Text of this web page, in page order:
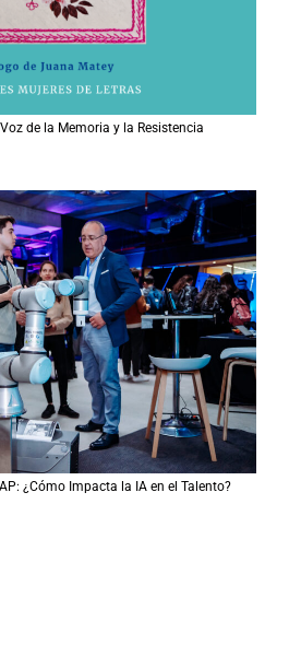
de la Memoria y la Resistencia
¿Cómo Impacta la IA en el Talento?